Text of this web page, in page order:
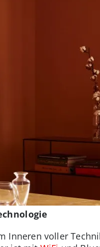
Inneren voller